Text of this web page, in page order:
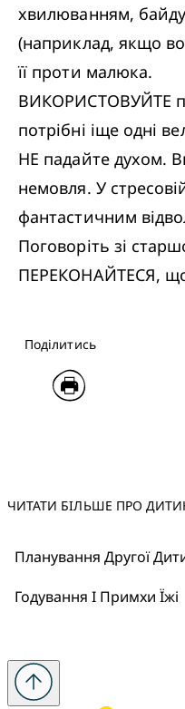
хвилюванням,
(наприклад, якщо
її проти малюка.
ВИКОРИСТОВУЙТЕ
потрібні іще одні
НЕ падайте духом.
немовля. У
фантастичним
Поговоріть зі
ПЕРЕКОНАЙТЕСЯ, що
Поділитись
ЧИТАТИ БІЛЬШЕ ПРО
Планування Другої
Годування І Примхи Їжі